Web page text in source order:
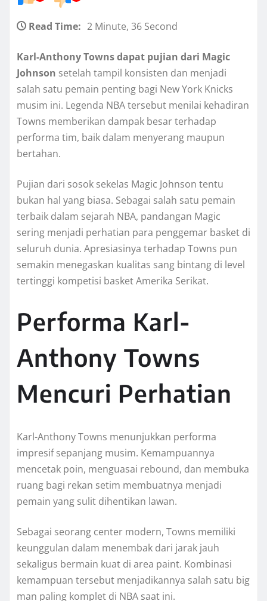
Read Time: 2 Minute, 36 Second
Karl-Anthony Towns dapat pujian dari Magic
Johnson setelah tampil konsisten dan menjadi
salah satu pemain penting bagi New York Knicks
musim ini. Legenda NBA tersebut menilai kehadiran
Towns memberikan dampak besar terhadap
performa tim, baik dalam menyerang maupun
bertahan.
Pujian dari sosok sekelas Magic Johnson tentu
bukan hal yang biasa. Sebagai salah satu pemain
terbaik dalam sejarah NBA, pandangan Magic
sering menjadi perhatian para penggemar basket di
seluruh dunia. Apresiasinya terhadap Towns pun
semakin menegaskan kualitas sang bintang di level
tertinggi kompetisi basket Amerika Serikat.
Performa Karl-
Anthony Towns
Mencuri Perhatian
Karl-Anthony Towns menunjukkan performa
impresif sepanjang musim. Kemampuannya
mencetak poin, menguasai rebound, dan membuka
ruang bagi rekan setim membuatnya menjadi
pemain yang sulit dihentikan lawan.
Sebagai seorang center modern, Towns memiliki
keunggulan dalam menembak dari jarak jauh
sekaligus bermain kuat di area paint. Kombinasi
kemampuan tersebut menjadikannya salah satu big
man paling komplet di NBA saat ini.